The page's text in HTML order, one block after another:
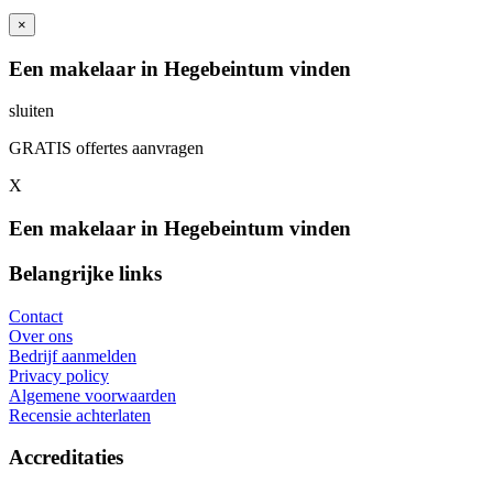
×
Een makelaar in Hegebeintum vinden
sluiten
GRATIS offertes aanvragen
X
Een makelaar in Hegebeintum vinden
Belangrijke links
Contact
Over ons
Bedrijf aanmelden
Privacy policy
Algemene voorwaarden
Recensie achterlaten
Accreditaties